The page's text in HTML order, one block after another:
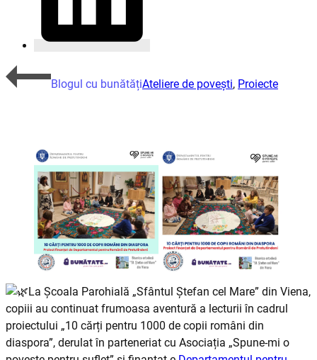
Blogul cu bunătățiAteliere de povești, Proiecte
La Școala Parohială „Sfântul Ștefan cel Mare” din Viena,
copiii au continuat frumoasa aventură a lecturii în cadrul
proiectului „10 cărți pentru 1000 de copii români din
diaspora”, derulat în parteneriat cu Asociația „Spune-mi o